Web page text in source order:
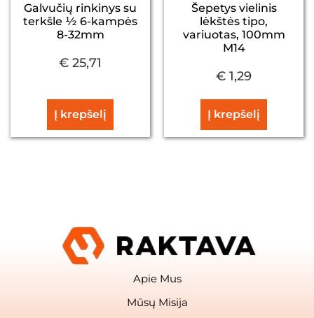
Galvučių rinkinys su
terkšle ½ 6-kampės
8-32mm
€ 25,71
Į krepšelį
Šepetys vielinis
lėkštės tipo,
variuotas, 100mm
M14
€ 1,29
Į krepšelį
Apie Mus
Mūsų Misija